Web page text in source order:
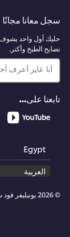
سجل معانا مجانًا
حليك أول واحد يشوف
نصايح الطبخ وأكتر.
أنا عايز أعرف
تابعنا على...
YouTube
Egypt
© 2026 يونيليفر فود سوليوشنز جميع الحقوق محفوظة